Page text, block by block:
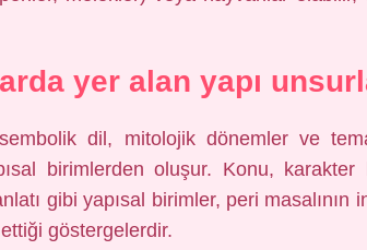
yer alan yapı
dil, mitolojik dönemler ve
birimlerden oluşur. Konu,
gibi yapısal birimler, peri masalının
göstergelerdir.